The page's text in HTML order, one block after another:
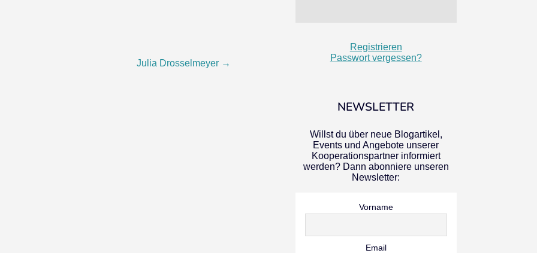
Julia Drosselmeyer →
Registrieren
Passwort vergessen?
NEWSLETTER
Willst du über neue Blogartikel,
Events und Angebote unserer
Kooperationspartner informiert
werden? Dann abonniere unseren
Newsletter:
Vorname
Email